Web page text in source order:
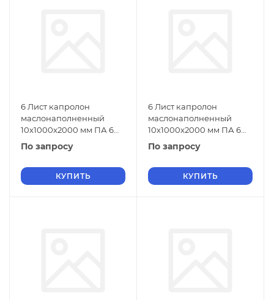
6 Лист капролон
маслонаполненный
10х1000х2000 мм ПА 6
ТУ 2224-001-78534599-
2006 зеленый
По запросу
КУПИТЬ
6 Лист капролон
маслонаполненный
10х1000х2000 мм ПА 6
ТУ 2224-001-78534599-
2006 черный
По запросу
КУПИТЬ